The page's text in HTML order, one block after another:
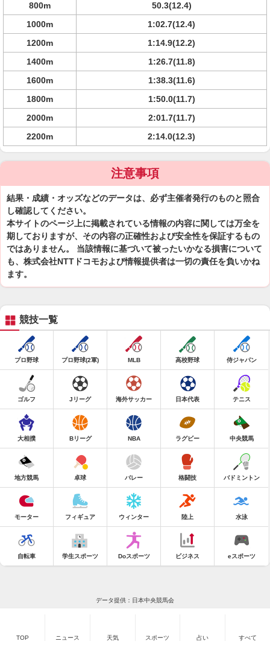
800m
50.3(12.4)
1000m
1:02.7(12.4)
1200m
1:14.9(12.2)
1400m
1:26.7(11.8)
1600m
1:38.3(11.6)
1800m
1:50.0(11.7)
2000m
2:01.7(11.7)
2200m
2:14.0(12.3)
注意事項
結果・成績・オッズなどのデータは、必ず主催者発行のものと照合
し確認してください。
本サイトのページ上に掲載されている情報の内容に関しては万全を
期しておりますが、その内容の正確性および安全性を保証するもの
ではありません。 当該情報に基づいて被ったいかなる損害について
も、株式会社NTTドコモおよび情報提供者は一切の責任を負いかね
ます。
競技一覧
プロ野球 プロ野球(2軍) MLB 高校野球 侍ジャパン
ゴルフ Jリーグ 海外サッカー 日本代表 テニス
大相撲 Bリーグ NBA ラグビー 中央競馬
地方競馬 卓球 バレー 格闘技 バドミントン
モーター フィギュア ウィンター 陸上 水泳
自転車 学生スポーツ Doスポーツ ビジネス eスポーツ
データ提供：日本中央競馬会
TOP ニュース 天気 スポーツ 占い すべて